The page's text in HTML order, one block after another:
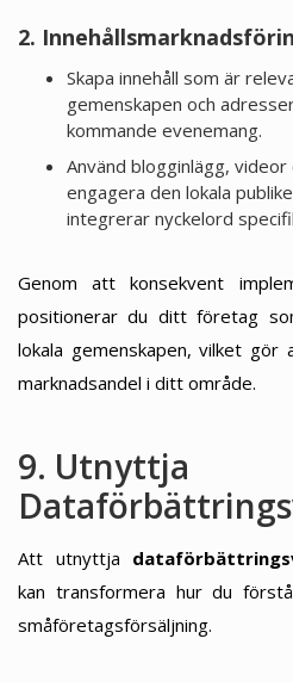
2.
Skapa innehåll som är
gemenskapen och
kommande evenemang.
Använd blogginlägg,
engagera den lokala
integrerar nyckelord
Genom att konsekvent
positionerar du ditt företag
lokala gemenskapen, vilket
marknadsandel i ditt område.
9. Utnyttja
Att utnyttja
kan transformera hur du
småföretagsförsäljning.